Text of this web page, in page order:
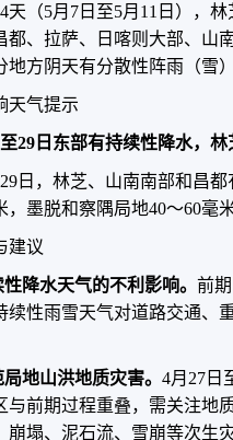
（5月7日至5月11日），林
都、拉萨、日喀则大部、山
地方阴天有分散性阵雨（雪
气提示
29日东部有持续性降水，
，林芝、山南南部和昌都
，墨脱和察隅局地40～60毫
议
性降水天气的不利影响。 前
续性雨雪天气对道路交通、
地山洪地质灾害。 4月27日
与前期过程重叠，需关注地
崩塌、泥石流、雪崩等次生